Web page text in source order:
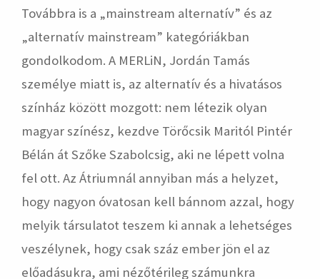
Továbbra is a „mainstream alternatív” és az
„alternatív mainstream” kategóriákban
gondolkodom. A MERLiN, Jordán Tamás
személye miatt is, az alternatív és a hivatásos
színház között mozgott: nem létezik olyan
magyar színész, kezdve Törőcsik Maritól Pintér
Bélán át Szőke Szabolcsig, aki ne lépett volna
fel ott. Az Átriumnál annyiban más a helyzet,
hogy nagyon óvatosan kell bánnom azzal, hogy
melyik társulatot teszem ki annak a lehetséges
veszélynek, hogy csak száz ember jön el az
előadásukra, ami nézőtérileg számunkra